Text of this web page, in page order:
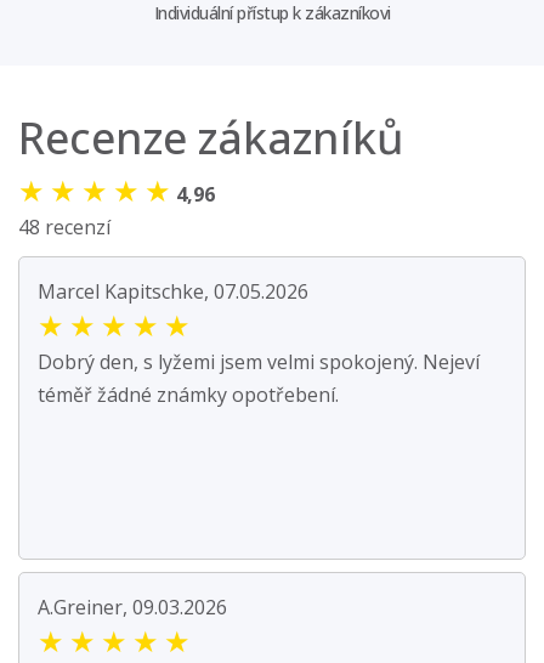
Individuální přístup k zákazníkovi
Recenze zákazníků
★ ★ ★ ★ ★ 4,96
48 recenzí
Marcel Kapitschke, 07.05.2026
★ ★ ★ ★ ★
Dobrý den, s lyžemi jsem velmi spokojený. Nejeví
téměř žádné známky opotřebení.
A.Greiner, 09.03.2026
★ ★ ★ ★ ★